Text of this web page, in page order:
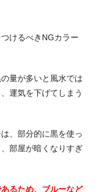
けるべきNGカラー
量が多いと風水では
運気を下げてしまう
、部分的に黒を使っ
部屋が暗くなりすぎ
るため、ブルーなど